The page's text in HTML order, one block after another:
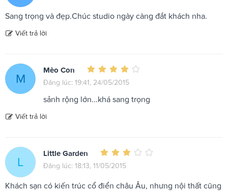
Sang trọng và đẹp.Chúc studio ngày càng đắt khách nha.
Viết trả lời
M
Mèo Con
Đăng lúc: 19:41, 24/05/2015
sảnh rộng lớn...khá sang trọng
Viết trả lời
L
Little Garden
Đăng lúc: 18:13, 11/05/2015
Khách sạn có kiến trúc cổ điển châu Âu, nhưng nội thất cũng